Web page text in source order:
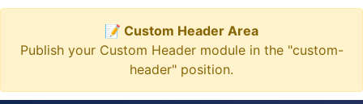
📝 Custom Header Area
Publish your Custom Header module in the "custom-
header" position.